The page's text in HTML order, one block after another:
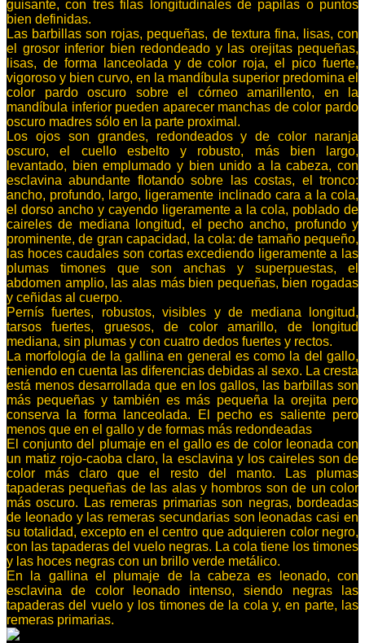
guisante, con tres filas longitudinales de papilas o puntos
bien definidas.
Las barbillas son rojas, pequeñas, de textura fina, lisas, con
el grosor inferior bien redondeado y las orejitas pequeñas,
lisas, de forma lanceolada y de color roja, el pico fuerte,
vigoroso y bien curvo, en la mandíbula superior predomina el
color pardo oscuro sobre el córneo amarillento, en la
mandíbula inferior pueden aparecer manchas de color pardo
oscuro madres sólo en la parte proximal.
Los ojos son grandes, redondeados y de color naranja
oscuro, el cuello esbelto y robusto, más bien largo,
levantado, bien emplumado y bien unido a la cabeza, con
esclavina abundante flotando sobre las costas, el tronco:
ancho, profundo, largo, ligeramente inclinado cara a la cola,
el dorso ancho y cayendo ligeramente a la cola, poblado de
caireles de mediana longitud, el pecho ancho, profundo y
prominente, de gran capacidad, la cola: de tamaño pequeño,
las hoces caudales son cortas excediendo ligeramente a las
plumas timones que son anchas y superpuestas, el
abdomen amplio, las alas más bien pequeñas, bien rogadas
y ceñidas al cuerpo.
Pernís fuertes, robustos, visibles y de mediana longitud,
tarsos fuertes, gruesos, de color amarillo, de longitud
mediana, sin plumas y con cuatro dedos fuertes y rectos.
La morfología de la gallina en general es como la del gallo,
teniendo en cuenta las diferencias debidas al sexo. La cresta
está menos desarrollada que en los gallos, las barbillas son
más pequeñas y también es más pequeña la orejita pero
conserva la forma lanceolada. El pecho es saliente pero
menos que en el gallo y de formas más redondeadas
El conjunto del plumaje en el gallo es de color leonada con
un matiz rojo-caoba claro, la esclavina y los caireles son de
color más claro que el resto del manto. Las plumas
tapaderas pequeñas de las alas y hombros son de un color
más oscuro. Las remeras primarias son negras, bordeadas
de leonado y las remeras secundarias son leonadas casi en
su totalidad, excepto en el centro que adquieren color negro,
con las tapaderas del vuelo negras. La cola tiene los timones
y las hoces negras con un brillo verde metálico.
En la gallina el plumaje de la cabeza es leonado, con
esclavina de color leonado intenso, siendo negras las
tapaderas del vuelo y los timones de la cola y, en parte, las
remeras primarias.